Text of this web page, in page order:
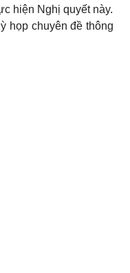
hiện Nghị quyết này.
họp chuyên đề thông